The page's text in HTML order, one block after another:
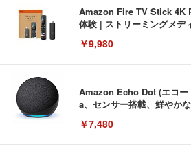
Amazon Fire TV Stick 4K
体験 | ストリーミングメデ
￥9,980
Amazon Echo Dot (エコー
a、センサー搭載、鮮やか
￥7,480